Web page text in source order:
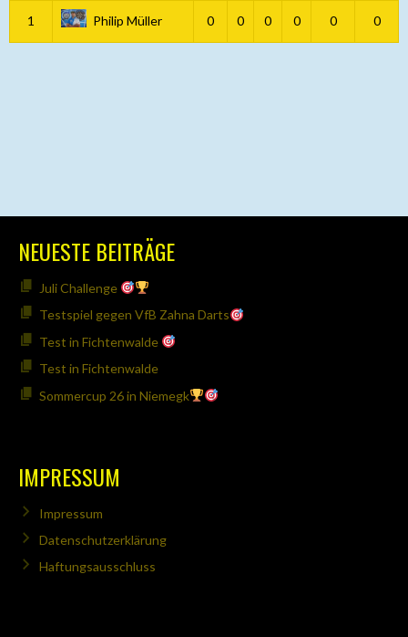
1 Philip Müller 0 0 0 0 0 0
NEUESTE BEITRÄGE
Juli Challenge
Testspiel gegen VfB Zahna Darts
Test in Fichtenwalde
Test in Fichtenwalde
Sommercup 26 in Niemegk
IMPRESSUM
Impressum
Datenschutzerklärung
Haftungsausschluss